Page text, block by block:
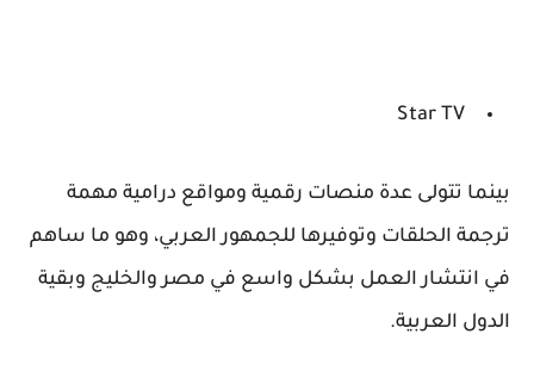
Star TV
بينما تتولى عدة منصات رقمية ومواقع درامية مهمة
ترجمة الحلقات وتوفيرها للجمهور العربي، وهو ما ساهم
في انتشار العمل بشكل واسع في مصر والخليج وبقية
الدول العربية.